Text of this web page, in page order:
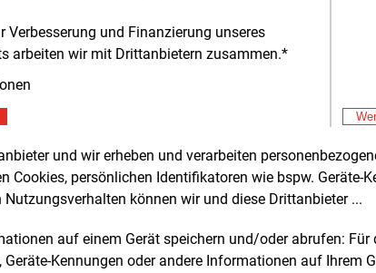
Verbesserung und Finanzierung unseres
arbeiten wir mit Drittanbietern zusammen.*
und wir erheben und verarbeiten
Cookies, persönlichen Identifikatoren wie bspw. Geräte-
Nutzungsverhalten können wir und diese Drittanbieter ...
auf einem Gerät speichern und/oder abrufen:
Geräte-Kennungen oder andere Informationen auf Ihrem
Sie diese und weitere